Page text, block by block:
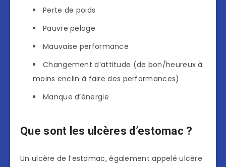
Perte de poids
Pauvre pelage
Mauvaise performance
Changement d’attitude (de bon/heureux à
moins enclin à faire des performances)
Manque d’énergie
Que sont les ulcères d’estomac ?
Un ulcère de l’estomac, également appelé ulcère